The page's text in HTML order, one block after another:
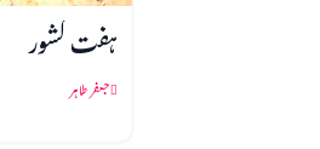
ہفت کشور
جعفر طاہر